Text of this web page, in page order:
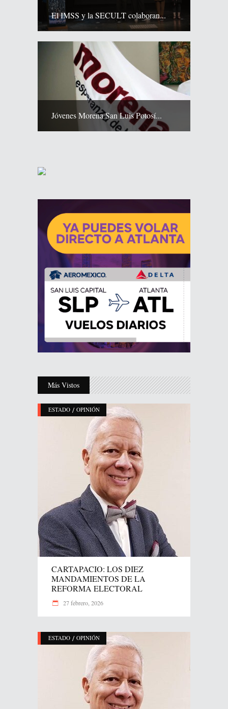
El IMSS y la SECULT colaboran...
Jóvenes Morena San Luis Potosí...
Más Vistos
ESTADO / OPINIÓN
CARTAPACIO: LOS DIEZ
MANDAMIENTOS DE LA
REFORMA ELECTORAL
27 febrero, 2026
ESTADO / OPINIÓN